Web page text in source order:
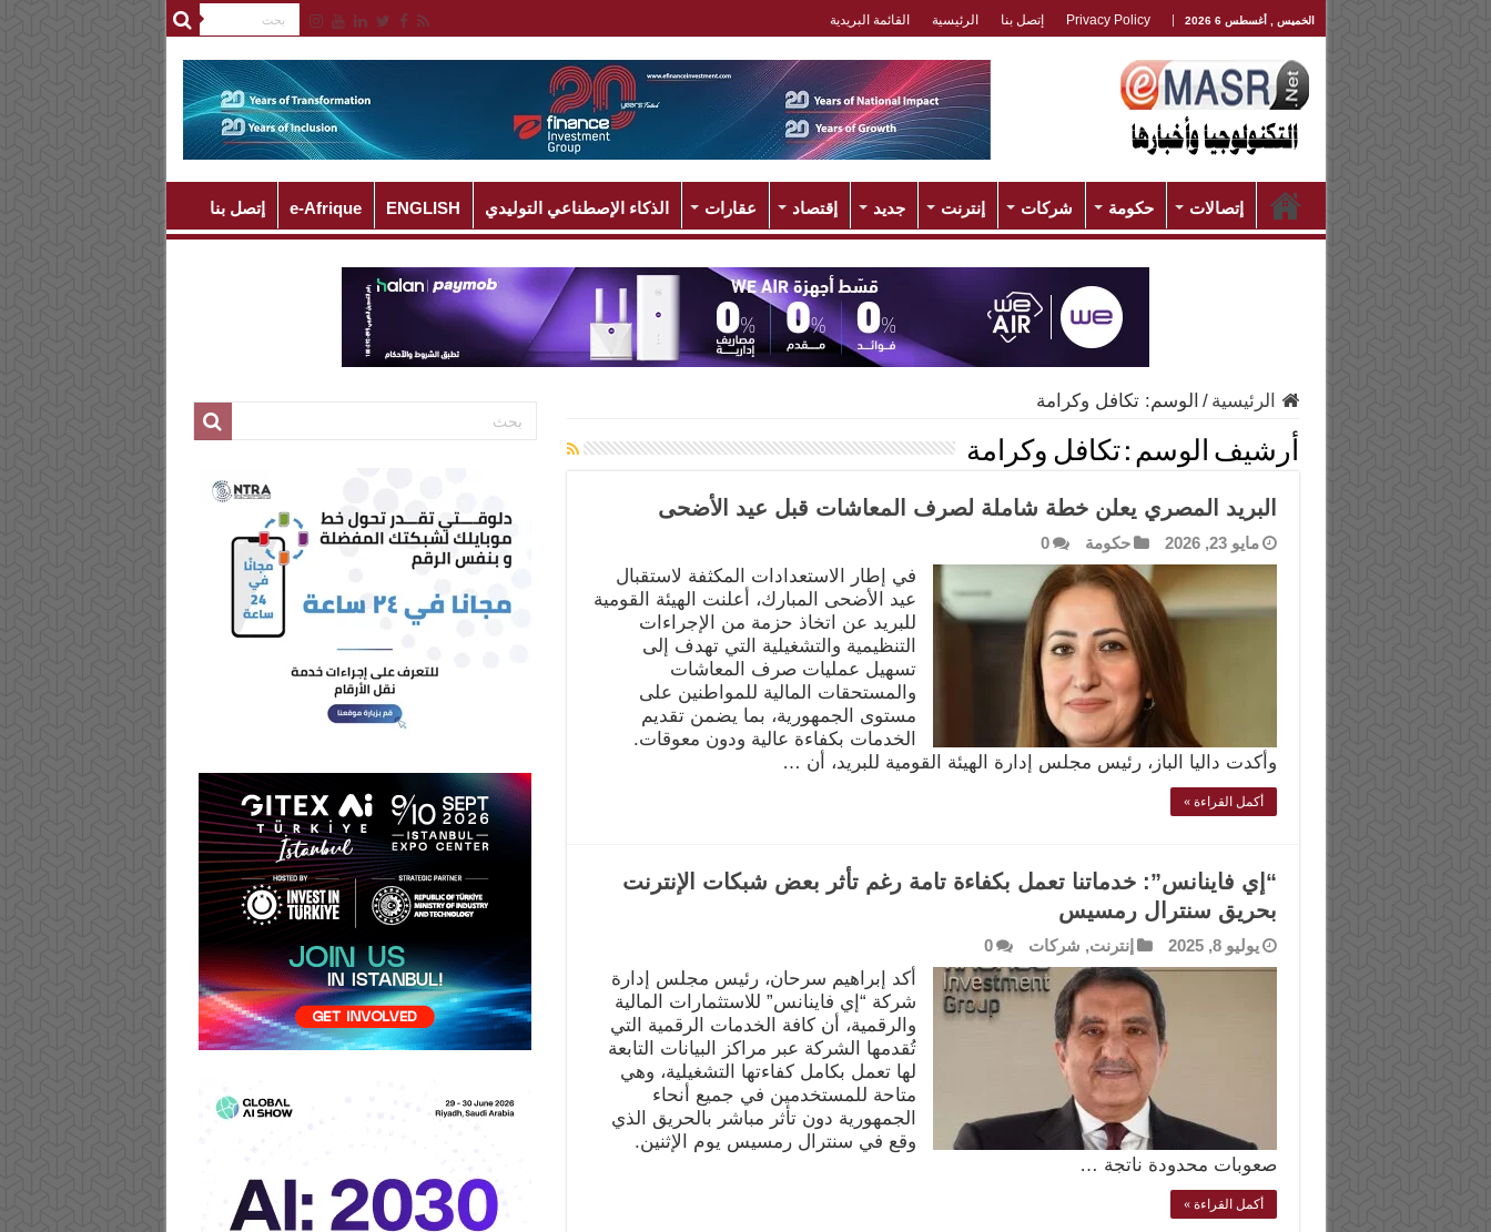
الخميس , أغسطس 6 2026 Privacy Policy إتصل بنا الرئيسية القائمة البريدية
إتصالات حكومة شركات إنترنت جديد إقتصاد عقارات الذكاء الإصطناعي التوليدي ENGLISH
e-Afrique إتصل بنا
الرئيسية / الوسم:تكافل وكرامة
أرشيف الوسم :تكافل وكرامة
البريد المصري يعلن خطة شاملة لصرف المعاشات قبل عيد الأضحى
مايو 23, 2026 حكومة 0
في إطار الاستعدادات المكثفة لاستقبال
عيد الأضحى المبارك، أعلنت الهيئة القومية
للبريد عن اتخاذ حزمة من الإجراءات
التنظيمية والتشغيلية التي تهدف إلى
تسهيل عمليات صرف المعاشات
والمستحقات المالية للمواطنين على
مستوى الجمهورية، بما يضمن تقديم
الخدمات بكفاءة عالية ودون معوقات.
وأكدت داليا الباز، رئيس مجلس إدارة الهيئة القومية للبريد، أن …
أكمل القراءة »
“إي فاينانس”: خدماتنا تعمل بكفاءة تامة رغم تأثر بعض شبكات الإنترنت
بحريق سنترال رمسيس
يوليو 8, 2025 إنترنت, شركات 0
أكد إبراهيم سرحان، رئيس مجلس إدارة
شركة “إي فاينانس” للاستثمارات المالية
والرقمية، أن كافة الخدمات الرقمية التي
تُقدمها الشركة عبر مراكز البيانات التابعة
لها تعمل بكامل كفاءتها التشغيلية، وهي
متاحة للمستخدمين في جميع أنحاء
الجمهورية دون تأثر مباشر بالحريق الذي
وقع في سنترال رمسيس يوم الإثنين.
صعوبات محدودة ناتجة …
أكمل القراءة »